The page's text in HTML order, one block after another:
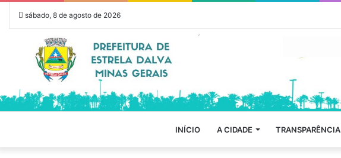
sábado, 8 de agosto de 2026
INÍCIO A CIDADE TRANSPARÊNCIA